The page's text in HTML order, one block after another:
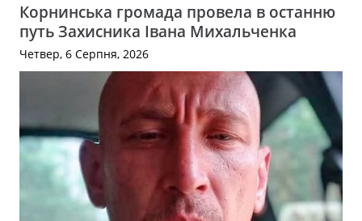
Корнинська громада провела в останню
путь Захисника Івана Михальченка
Четвер, 6 Серпня, 2026